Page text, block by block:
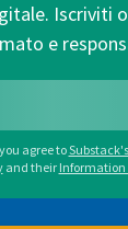
Iscriviti
e
agree to
and their